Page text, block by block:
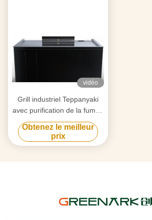
vidéo
Grill industriel Teppanyaki
avec purification de la fumée
par triple flux d'air et
technologie anti-obstruction
Obtenez le meilleur
prix